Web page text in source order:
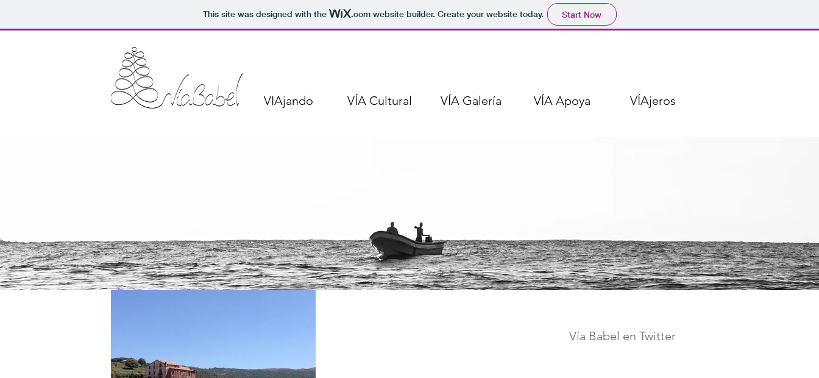
This site was designed with the .comwebsite builder. Create your website today. Start Now
VIAjando VÍA Cultural VÍA Galería VÍA Apoya VÍAjeros
Vía Babel en Twitter